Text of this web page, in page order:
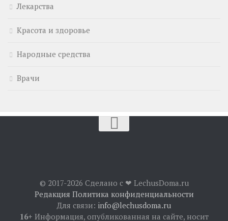
Лекарства
Красота и здоровье
Народные средства
Врачи
© 2017-2026 Сделано с ❤︎ LechusDoma.ru
Редакция Политика конфиденциальности
Для связи: info@lechusdoma.ru
16+ Информация, опубликованная на сайте, носит